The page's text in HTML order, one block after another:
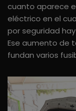
cuanto aparece
eléctrico en el
por seguridad
Ese aumento de
fundan varios